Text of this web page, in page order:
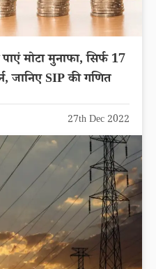
मोटा मुनाफा, सिर्फ 17
जानिए SIP की गणित
27th Dec 2022